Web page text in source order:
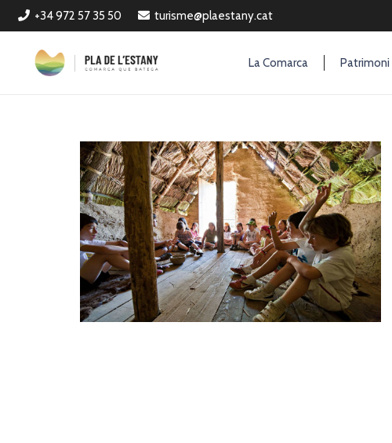
+34 972 57 35 50 turisme@plaestany.cat
La Comarca Patrimoni